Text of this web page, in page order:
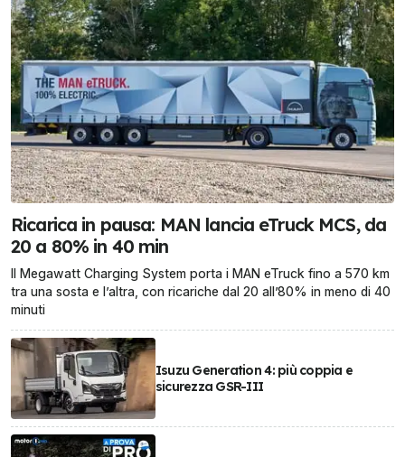
Ricarica in pausa: MAN lancia eTruck MCS, da
20 a 80% in 40 min
Il Megawatt Charging System porta i MAN eTruck fino a 570 km
tra una sosta e l’altra, con ricariche dal 20 all’80% in meno di 40
minuti
Isuzu Generation 4: più coppia e
sicurezza GSR-III